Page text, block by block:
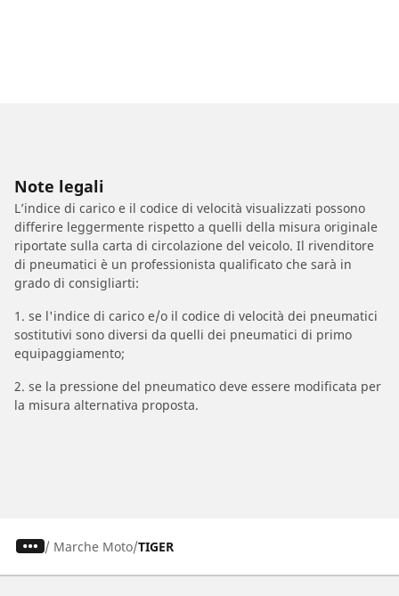
Note legali
L’indice di carico e il codice di velocità visualizzati possono
differire leggermente rispetto a quelli della misura originale
riportate sulla carta di circolazione del veicolo. Il rivenditore
di pneumatici è un professionista qualificato che sarà in
grado di consigliarti:
1. se l'indice di carico e/o il codice di velocità dei pneumatici
sostitutivi sono diversi da quelli dei pneumatici di primo
equipaggiamento;
2. se la pressione del pneumatico deve essere modificata per
la misura alternativa proposta.
/ Marche Moto TIGER